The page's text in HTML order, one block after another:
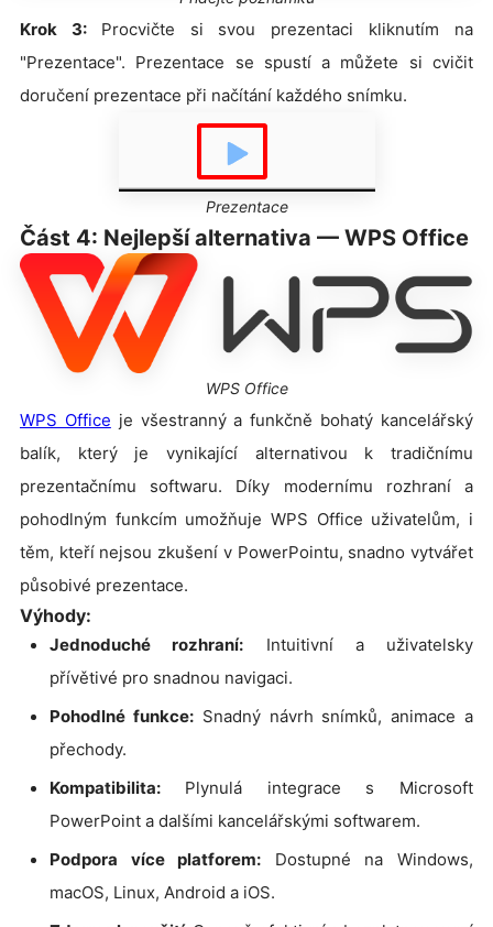
Krok 3: Procvičte si svou prezentaci kliknutím na
"Prezentace". Prezentace se spustí a můžete si cvičit
doručení prezentace při načítání každého snímku.
Prezentace
Část 4: Nejlepší alternativa — WPS Office
WPS Office
WPS Office je všestranný a funkčně bohatý kancelářský
balík, který je vynikající alternativou k tradičnímu
prezentačnímu softwaru. Díky modernímu rozhraní a
pohodlným funkcím umožňuje WPS Office uživatelům, i
těm, kteří nejsou zkušení v PowerPointu, snadno vytvářet
působivé prezentace.
Výhody:
Jednoduché rozhraní: Intuitivní a uživatelsky
přívětivé pro snadnou navigaci.
Pohodlné funkce:Snadný návrh snímků, animace a
přechody.
Kompatibilita: Plynulá integrace s Microsoft
PowerPoint a dalšími kancelářskými softwarem.
Podpora více platforem: Dostupné na Windows,
macOS, Linux, Android a iOS.